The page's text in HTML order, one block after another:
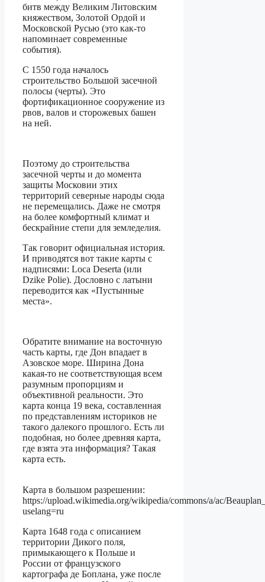
битв между Великим Литовским
княжеством, Золотой Ордой и
Московской Русью (это как-то
напоминает современные
события).
С 1550 года началось
строительство Большой засечной
полосы (черты). Это
фортификационное сооружение из
рвов, валов и сторожевых башен
на ней.
Поэтому до строительства
засечной черты и до момента
защиты Московии этих
территорий северные народы сюда
не перемещались. Даже не смотря
на более комфортный климат и
бескрайние степи для земледелия.
Так говорит официальная история.
И приводятся вот такие карты с
надписями: Loca Deserta (или
Dzike Polie). Дословно с латыни
переводится как «Пустынные
места».
Обратите внимание на восточную
часть карты, где Дон впадает в
Азовское море. Ширина Дона
какая-то не соответствующая всем
разумным пропорциям и
объективной реальности. Это
карта конца 19 века, составленная
по представлениям историков не
такого далекого прошлого. Есть ли
подобная, но более древняя карта,
где взята эта информация? Такая
карта есть.
Карта в большом разрешении:
https://upload.wikimedia.org/wikipedia/commons/a/ac/
uselang=ru
Карта 1648 года с описанием
территории Дикого поля,
примыкающего к Польше и
России от французского
картографа де Боплана, уже после